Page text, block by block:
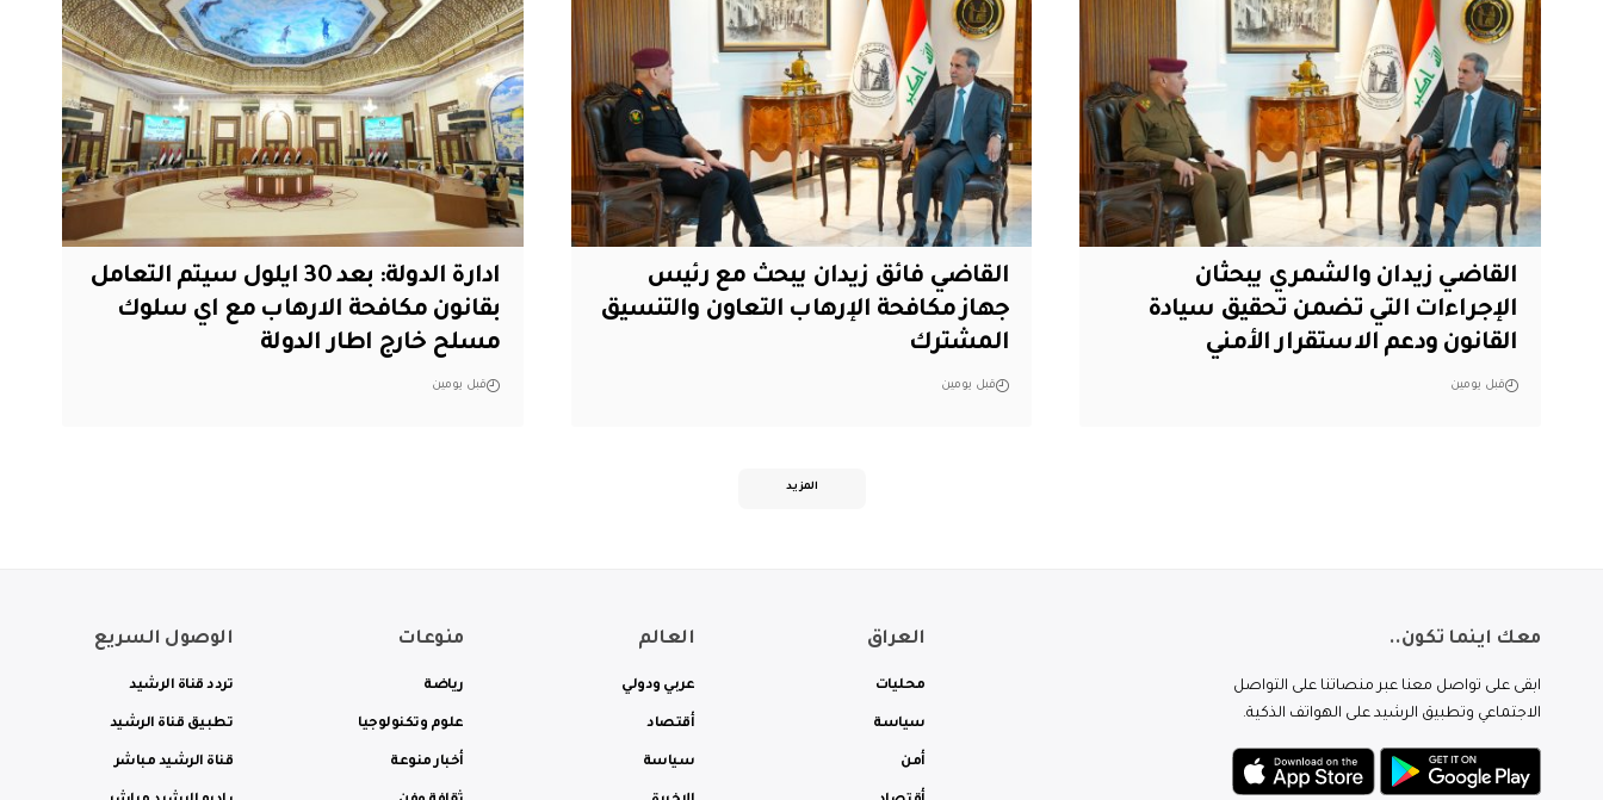
القاضي زيدان والشمري يبحثان
الإجراءات التي تضمن تحقيق سيادة
القانون ودعم الاستقرار الأمني
قبل يومين
القاضي فائق زيدان يبحث مع رئيس
جهاز مكافحة الإرهاب التعاون والتنسيق
المشترك
قبل يومين
ادارة الدولة: بعد 30 ايلول سيتم التعامل
بقانون مكافحة الارهاب مع اي سلوك
مسلح خارج اطار الدولة
قبل يومين
المزيد
معك اينما تكون..
ابقى على تواصل معنا عبر منصاتنا على التواصل
الاجتماعي وتطبيق الرشيد على الهواتف الذكية.
العراق
محليات
سياسة
أمن
العالم
عربي ودولي
أقتصاد
سياسة
منوعات
رياضة
علوم وتكنولوجيا
أخبار منوعة
الوصول السريع
تردد قناة الرشيد
تطبيق قناة الرشيد
قناة الرشيد مباشر